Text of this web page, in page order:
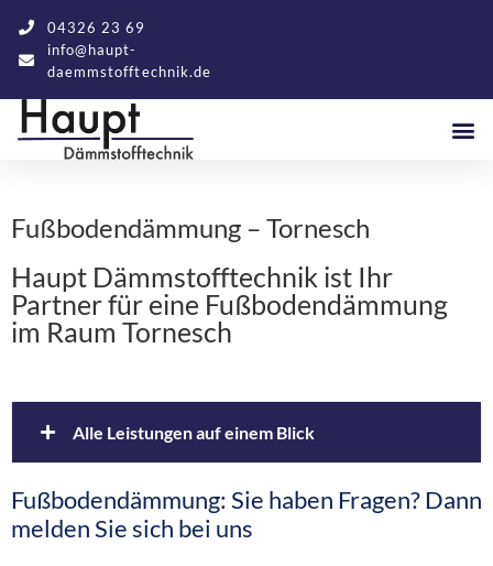
04326 23 69
info@haupt-
daemmstofftechnik.de
Fußbodendämmung – Tornesch
Haupt Dämmstofftechnik ist Ihr
Partner für eine Fußbodendämmung
im Raum Tornesch
Alle Leistungen auf einem Blick
Altbaudämmung
Brandschutz Einblasdämmung
Fußbodendämmung: Sie haben Fragen? Dann
melden Sie sich bei uns